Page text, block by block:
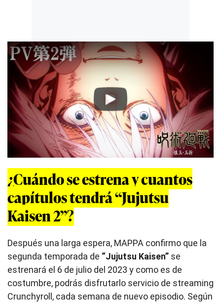
Play
¿Cuándo se estrena y cuantos
capítulos tendrá “Jujutsu
Kaisen 2”?
Después una larga espera, MAPPA confirmo que la
segunda temporada de “Jujutsu Kaisen” se
estrenará el 6 de julio del 2023 y como es de
costumbre, podrás disfrutarlo servicio de streaming
Crunchyroll, cada semana de nuevo episodio. Según